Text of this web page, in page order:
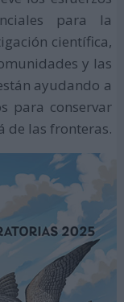
para la
científica,
y las
ayudando a
para conservar
de las fronteras.